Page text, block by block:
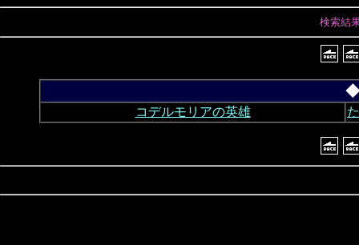
検索結
◆
コデルモリアの英雄